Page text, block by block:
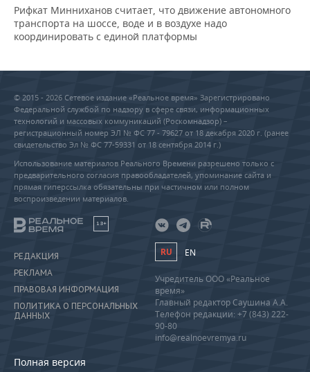
Рифкат Минниханов считает, что движение автономного
транспорта на шоссе, воде и в воздухе надо
координировать с единой платформы
© 2015 - 2026 Сетевое издание «Реальное время» Зарегистрировано
Федеральной службой по надзору в сфере связи, информационных
технологий и массовых коммуникаций (Роскомнадзор) –
регистрационный номер ЭЛ № ФС 77 - 79627 от 18 декабря 2020 г. (ранее
свидетельство Эл № ФС 77-59331 от 18 сентября 2014 г.)
Использование материалов Реального Времени разрешено только с
предварительного согласия правообладателей, упоминание сайта и
прямая гиперссылка обязательны при частичном или полном
воспроизведении материалов.
18+
РЕДАКЦИЯ
РЕКЛАМА
ПРАВОВАЯ ИНФОРМАЦИЯ
ПОЛИТИКА О ПЕРСОНАЛЬНЫХ
ДАННЫХ
Полная версия
RU EN
Учредитель ООО «Реальное
время»
Главный редактор Саушина А.А.
Телефон редакции: +7 (843) 222-
90-80
info@realnoevremya.ru